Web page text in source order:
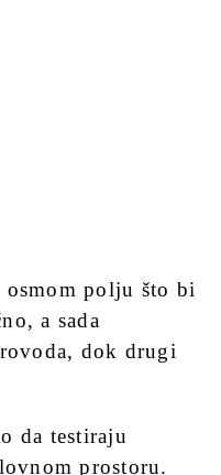
osmom polju što bi
a sada
dok drugi
da testiraju
prostoru.